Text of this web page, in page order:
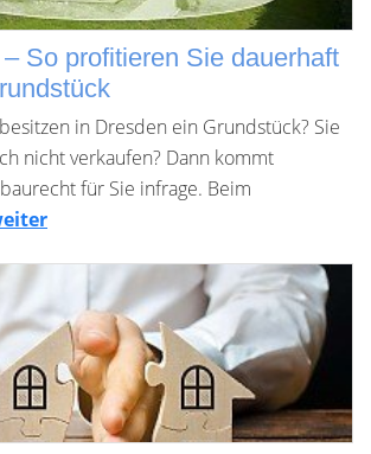
So profitieren Sie dauerhaft
in Dresden ein Grundstück? Sie
nicht verkaufen? Dann kommt
für Sie infrage. Beim